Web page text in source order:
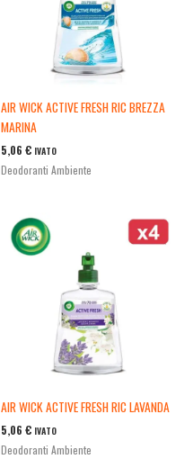
AIR WICK ACTIVE FRESH RIC BREZZA
MARINA
5,06 € IVATO
Deodoranti Ambiente
AIR WICK ACTIVE FRESH RIC LAVANDA
5,06 € IVATO
Deodoranti Ambiente